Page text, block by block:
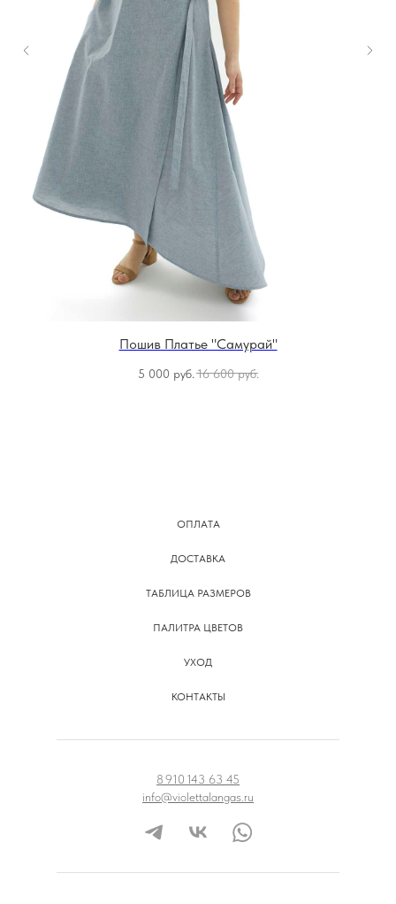
Пошив Платье "Самурай"
5 000 руб. 16 600 руб.
ОПЛАТА
ДОСТАВКА
ТАБЛИЦА РАЗМЕРОВ
ПАЛИТРА ЦВЕТОВ
УХОД
КОНТАКТЫ
8 910 143 63 45
info@violettalangas.ru